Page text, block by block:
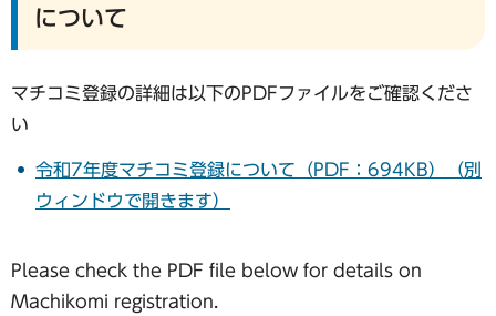
について
マチコミ登録の詳細は以下のPDFファイルをご確認くださ
い
令和7年度マチコミ登録について（PDF：694KB）（別
ウィンドウで開きます）
Please check the PDF file below for details on
Machikomi registration.